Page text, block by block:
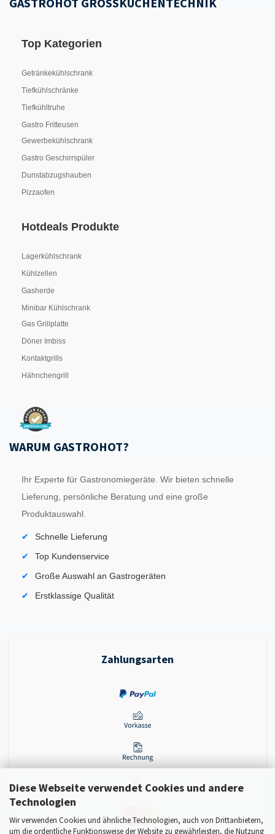
Diese Webseite verwendet Cookies und andere
Technologien
Wir verwenden Cookies und ähnliche Technologien, auch von Drittanbietern,
um die ordentliche Funktionsweise der Website zu gewährleisten, die Nutzung
Top Kategorien
Getränkekühlschrank
Tiefkühlschränke
Tiefkühltruhe
Gastro Fritteusen
Gewerbekühlschrank
Gastro Geschirrspüler
Dunstabzugshauben
Pizzaofen
Hotdeals Produkte
Lagerkühlschrank
Kühlzellen
Gasherde
Minibar Kühlschrank
Gas Grillplatte
Döner Imbiss
Kontaktgrills
Hähnchengrill
WARUM GASTROHOT?
Ihr Experte für Gastronomiegeräte. Wir bieten schnelle
Lieferung, persönliche Beratung und eine große
Produktauswahl.
Schnelle Lieferung
Top Kundenservice
Große Auswahl an Gastrogeräten
Erstklassige Qualität
Zahlungsarten